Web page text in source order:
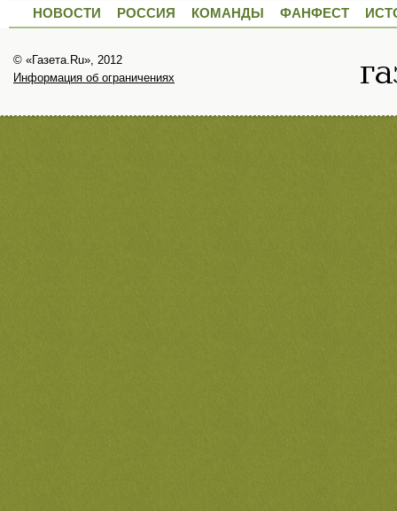
НОВОСТИ РОССИЯ КОМАНДЫ ФАНФЕСТ
© «Газета.Ru», 2012
Информация об ограничениях